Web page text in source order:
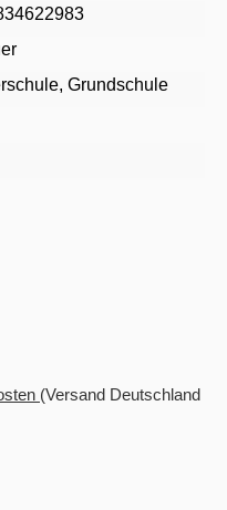
, Grundschule
(Versand Deutschland